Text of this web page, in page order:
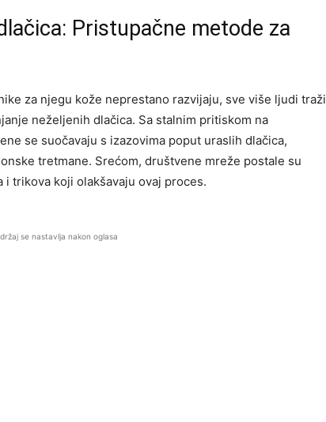
Pristupačne metode za
za njegu kože neprestano razvijaju, sve više ljudi traži
neželjenih dlačica. Sa stalnim pritiskom na
se suočavaju s izazovima poput uraslih dlačica,
tretmane. Srećom, društvene mreže postale su
trikova koji olakšavaju ovaj proces.
se nastavlja nakon oglasa